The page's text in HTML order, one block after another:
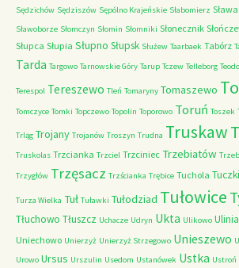
Sędzichów Sędziszów Sępólno Krajeńskie Słabomierz Sława
Sławoborze Słomczyn Słomin Słomniki Słonecznik
Słupca Słupia Słupno Słupsk Służew Taarbaek Tabórz
Tarda Targowo Tarnowskie Góry Tarup Tczew Telleborg
Terespol Tereszewo Tleń Tomaryny Tomaszewo
Tomczyce Tomki Topczewo Topolin Toporowo Toruń Toszek
Trląg Trojany Trojanów Troszyn Trudna Truskaw
Truskolas Trzcianka Trzciel Trzciniec Trzebiatów
Trzygłów Trzęsacz Trzścianka Trębice Tuchola Tuczki
Turza Wielka Tuł Tuławki Tułodziad Tułowice
Tłuchowo Tłuszcz Uchacze Udryn Ukta Ulikowo Ulinia
Uniechowo Unierzyż Unierzyż Strzegowo Unieszewo
Urowo Ursus Urszulin Usedom Ustanówek Ustka Ustroń